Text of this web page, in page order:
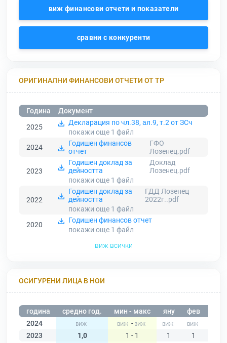
виж финансови отчети и показатели
сравни с конкуренти
ОРИГИНАЛНИ ФИНАНСОВИ ОТЧЕТИ ОТ ТР
Година
Документ
2025
Декларация по чл.38, ал.9, т.2 от ЗСч
покажи още 1 файл
2024
Годишен финансов
отчет
ГФО
Лозенец.pdf
2023
Годишен доклад за
дейността
Доклад
Лозенец.pdf
покажи още 1 файл
2022
Годишен доклад за
дейността
ГДД Лозенец
2022г..pdf
покажи още 1 файл
2020
Годишен финансов отчет
покажи още 1 файл
виж всички
ОСИГУРЕНИ ЛИЦА В НОИ
година средно год. мин - макс яну фев
2024
-
2023
1,0 1 - 1 1 1